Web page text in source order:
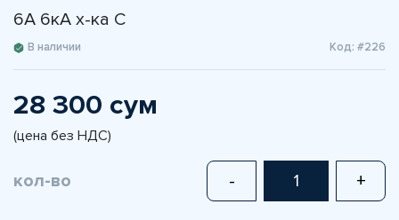
6A 6кА х-ка С
В наличии Код: #226
28 300 сум
(цена без НДС)
кол-во - +